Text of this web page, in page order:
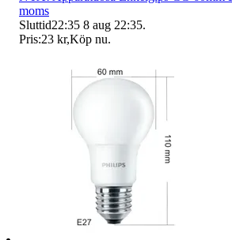
moms
Sluttid22:35 8 aug 22:35.
Pris:23 kr,Köp nu.